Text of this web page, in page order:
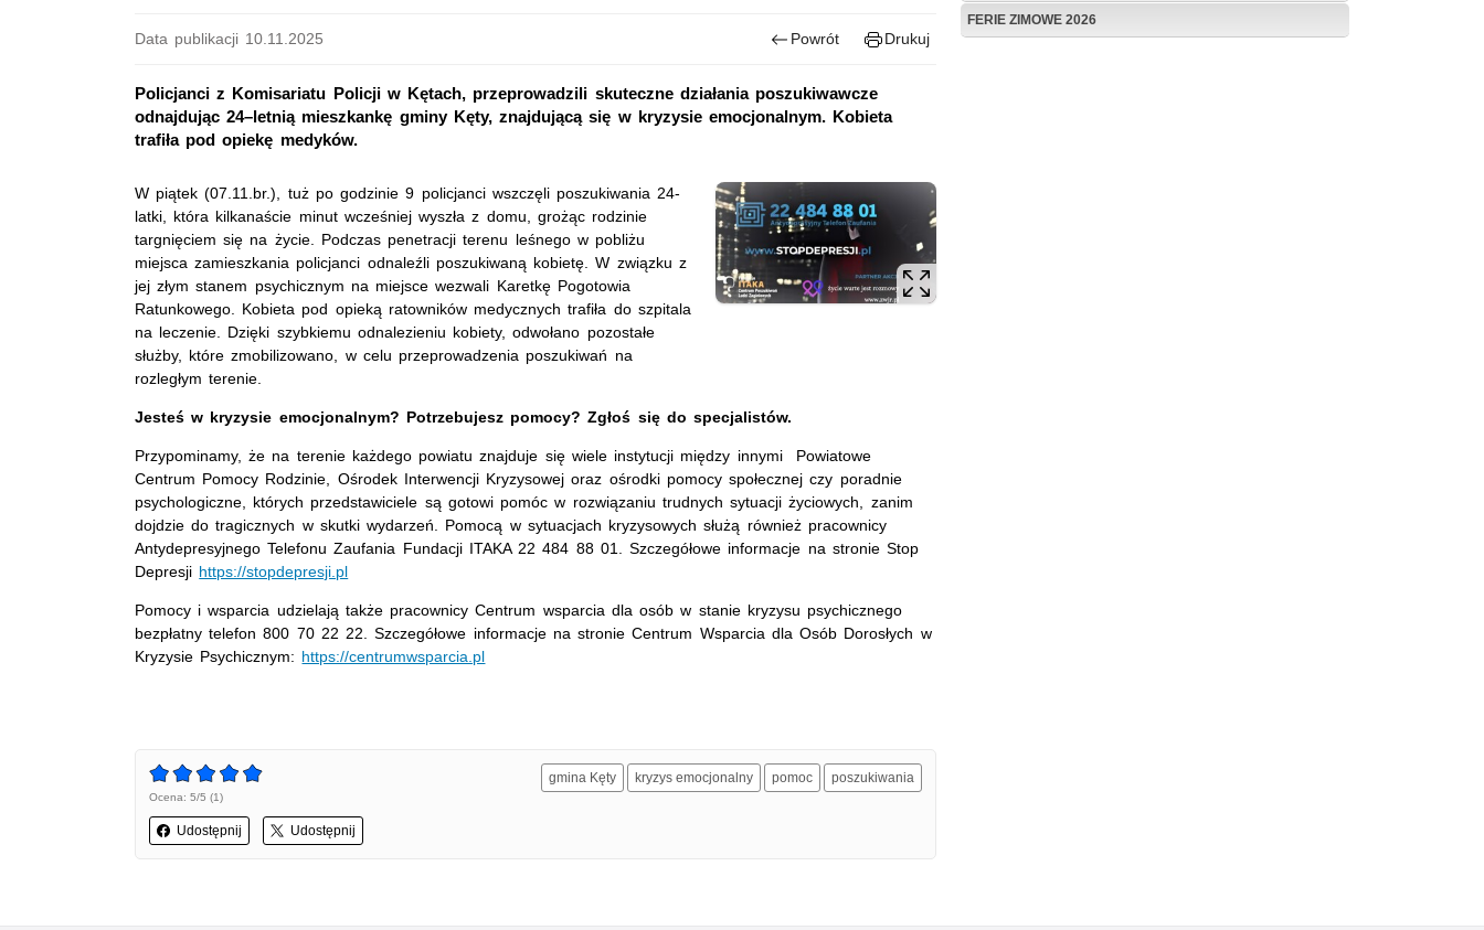
Data publikacji 10.11.2025 Powrót Drukuj
Policjanci z Komisariatu Policji w Kętach, przeprowadzili skuteczne działania poszukiwawcze
odnajdując 24–letnią mieszkankę gminy Kęty, znajdującą się w kryzysie emocjonalnym. Kobieta
trafiła pod opiekę medyków.
W piątek (07.11.br.), tuż po godzinie 9 policjanci wszczęli poszukiwania 24-
latki, która kilkanaście minut wcześniej wyszła z domu, grożąc rodzinie
targnięciem się na życie. Podczas penetracji terenu leśnego w pobliżu
miejsca zamieszkania policjanci odnaleźli poszukiwaną kobietę. W związku z
jej złym stanem psychicznym na miejsce wezwali Karetkę Pogotowia
Ratunkowego. Kobieta pod opieką ratowników medycznych trafiła do szpitala
na leczenie. Dzięki szybkiemu odnalezieniu kobiety, odwołano pozostałe
służby, które zmobilizowano, w celu przeprowadzenia poszukiwań na
rozległym terenie.
Jesteś w kryzysie emocjonalnym? Potrzebujesz pomocy? Zgłoś się do specjalistów.
Przypominamy, że na terenie każdego powiatu znajduje się wiele instytucji między innymi Powiatowe
Centrum Pomocy Rodzinie, Ośrodek Interwencji Kryzysowej oraz ośrodki pomocy społecznej czy poradnie
psychologiczne, których przedstawiciele są gotowi pomóc w rozwiązaniu trudnych sytuacji życiowych, zanim
dojdzie do tragicznych w skutki wydarzeń. Pomocą w sytuacjach kryzysowych służą również pracownicy
Antydepresyjnego Telefonu Zaufania Fundacji ITAKA 22 484 88 01. Szczegółowe informacje na stronie Stop
Depresji https://stopdepresji.pl
Pomocy i wsparcia udzielają także pracownicy Centrum wsparcia dla osób w stanie kryzysu psychicznego
bezpłatny telefon 800 70 22 22. Szczegółowe informacje na stronie Centrum Wsparcia dla Osób Dorosłych w
Kryzysie Psychicznym: https://centrumwsparcia.pl
Ocena: 5/5 (1)
Udostępnij Udostępnij
gmina Kęty kryzys emocjonalny pomoc poszukiwania
FERIE ZIMOWE 2026